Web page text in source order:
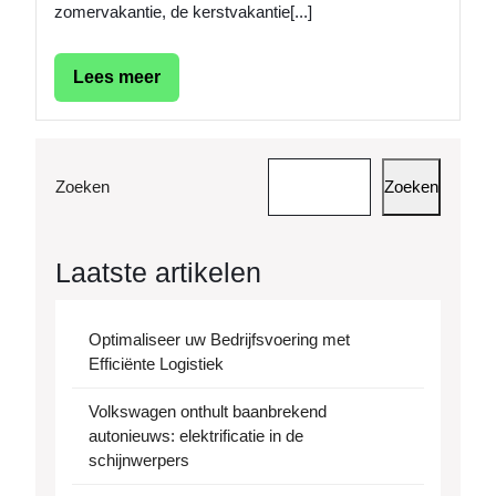
zomervakantie, de kerstvakantie[...]
Lees meerLees
meer
Zoeken Zoeken
Laatste artikelen
Optimaliseer uw Bedrijfsvoering met
Efficiënte Logistiek
Volkswagen onthult baanbrekend
autonieuws: elektrificatie in de
schijnwerpers